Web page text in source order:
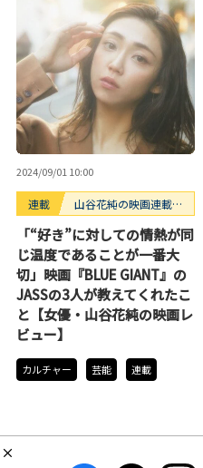
2024/09/01 10:00
連載
山谷花純の映画連載
「“好き”に対しての情熱が同
じ温度であることが一番大
切」映画『BLUE GIANT』の
JASSの3人が教えてくれたこ
と【女優・山谷花純の映画レ
ビュー】
カルチャー 芸能 連載